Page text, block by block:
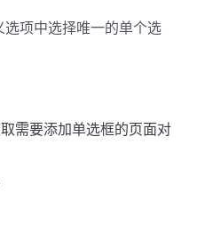
项中选择唯一的单个选
需要添加单选框的页面对